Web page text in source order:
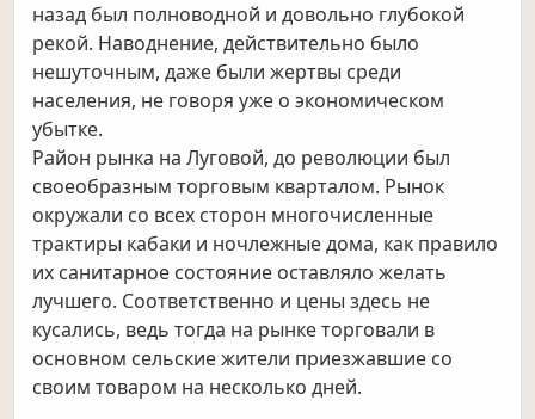
назад был полноводной и довольно глубокой
рекой. Наводнение, действительно было
нешуточным, даже были жертвы среди
населения, не говоря уже о экономическом
убытке.
Район рынка на Луговой, до революции был
своеобразным торговым кварталом. Рынок
окружали со всех сторон многочисленные
трактиры кабаки и ночлежные дома, как правило
их санитарное состояние оставляло желать
лучшего. Соответственно и цены здесь не
кусались, ведь тогда на рынке торговали в
основном сельские жители приезжавшие со
своим товаром на несколько дней.